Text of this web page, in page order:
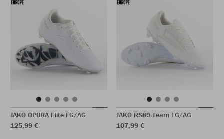
JAKO OPURA Elite FG/AG
125,99 €
JAKO RS89 Team FG/AG
107,99 €